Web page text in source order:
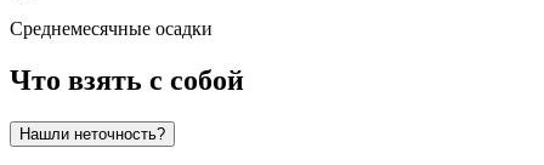
Среднемесячные осадки
Что взять с собой
Нашли неточность?